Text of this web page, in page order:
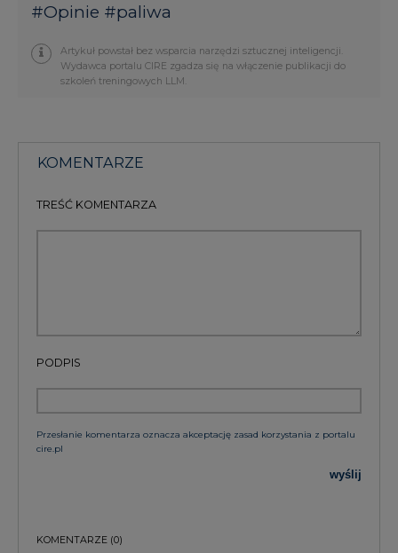
#Opinie #paliwa
Artykuł powstał bez wsparcia narzędzi sztucznej inteligencji.
Wydawca portalu CIRE zgadza się na włączenie publikacji do
szkoleń treningowych LLM.
KOMENTARZE
TREŚĆ KOMENTARZA
PODPIS
Przesłanie komentarza oznacza akceptację zasad korzystania z portalu
cire.pl
wyślij
KOMENTARZE (0)